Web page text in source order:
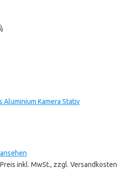
Aluminium Kamera Stativ
Preis inkl. MwSt., zzgl. Versandkosten